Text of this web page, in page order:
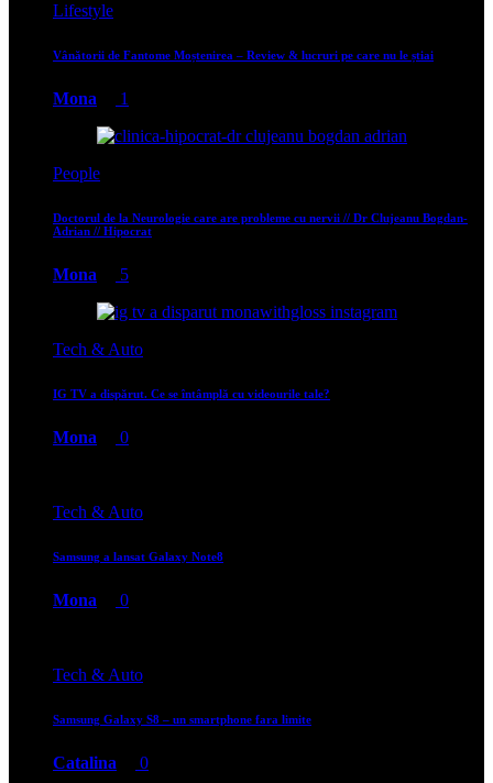
Lifestyle
Vânătorii de Fantome Moștenirea – Review & lucruri pe care nu le știai
Mona 1
People
Doctorul de la Neurologie care are probleme cu nervii // Dr Clujeanu Bogdan-
Adrian // Hipocrat
Mona 5
Tech & Auto
IG TV a dispărut. Ce se întâmplă cu videourile tale?
Mona 0
Tech & Auto
Samsung a lansat Galaxy Note8
Mona 0
Tech & Auto
Samsung Galaxy S8 – un smartphone fara limite
Catalina 0